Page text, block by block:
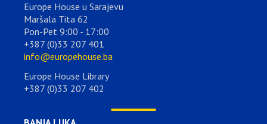
Europe House u Sarajevu
Maršala Tita 62
Pon-Pet 9:00 - 17:00
+387 (0)33 207 401
info@europehouse.ba
Europe House Library
+387 (0)33 207 402